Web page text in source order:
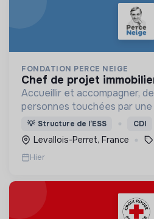
FONDATION PERCE NEIGE
chef de projet
Accueillir et accompagner,
personnes touchées par
un handicap physique ou
💡 Structure de l’ESS CDI
Levallois-Perret, France
Hier